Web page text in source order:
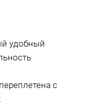
удобный
с